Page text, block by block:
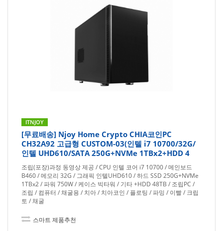
ITNJOY
[무료배송] Njoy Home Crypto CHIA코인PC
CH32A92 고급형 CUSTOM-03(인텔 i7 10700/32G/
인텔 UHD610/SATA 250G+NVMe 1TBx2+HDD 4
조립(포장)과정 동영상 제공 / CPU 인텔 코어 i7 10700 / 메인보드
B460 / 메모리 32G / 그래픽 인텔UHD610 / 하드 SSD 250G+NVMe
1TBx2 / 파워 750W / 케이스 빅타워 / 기타 +HDD 48TB / 조립PC /
조립 / 컴퓨터 / 채굴용 / 치아 / 치아코인 / 플로팅 / 파밍 / 이빨 / 크립
토 / 채굴
스마트 제품추천